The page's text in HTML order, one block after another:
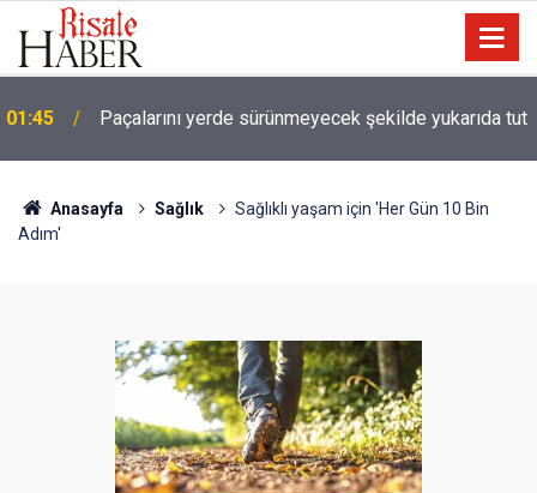
01:45 Paçalarını yerde sürünmeyecek şekilde yukarıda tut
Anasayfa Sağlık
Sağlıklı yaşam için 'Her Gün 10 Bin
Adım'